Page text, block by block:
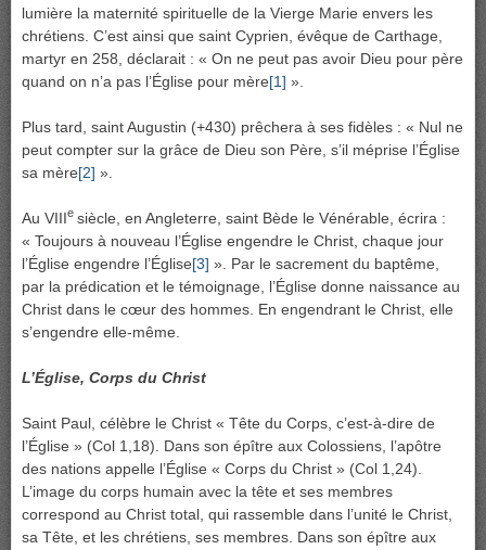
lumière la maternité spirituelle de la Vierge Marie envers les
chrétiens. C’est ainsi que saint Cyprien, évêque de Carthage,
martyr en 258, déclarait : « On ne peut pas avoir Dieu pour père
quand on n’a pas l’Église pour mère[1] ».
Plus tard, saint Augustin (+430) prêchera à ses fidèles : « Nul ne
peut compter sur la grâce de Dieu son Père, s’il méprise l’Église
sa mère[2] ».
Au VIIIe siècle, en Angleterre, saint Bède le Vénérable, écrira :
« Toujours à nouveau l’Église engendre le Christ, chaque jour
l’Église engendre l’Église[3] ». Par le sacrement du baptême,
par la prédication et le témoignage, l’Église donne naissance au
Christ dans le cœur des hommes. En engendrant le Christ, elle
s’engendre elle-même.
L’Église, Corps du Christ
Saint Paul, célèbre le Christ « Tête du Corps, c’est-à-dire de
l’Église » (Col 1,18). Dans son épître aux Colossiens, l’apôtre
des nations appelle l’Église « Corps du Christ » (Col 1,24).
L’image du corps humain avec la tête et ses membres
correspond au Christ total, qui rassemble dans l’unité le Christ,
sa Tête, et les chrétiens, ses membres. Dans son épître aux